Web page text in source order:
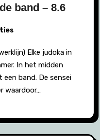
band – 8.6
In het midden
band. De sensei
waardoor…